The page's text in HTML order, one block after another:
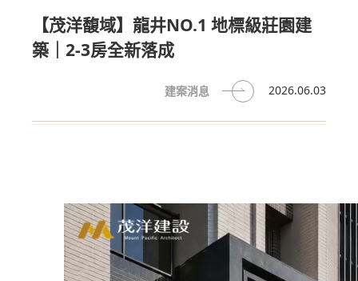
最新消息
NEWS
【茂洋馥域】龍井NO.1 地標級莊園建
築｜2-3房全新落成
建案消息 2026.06.03